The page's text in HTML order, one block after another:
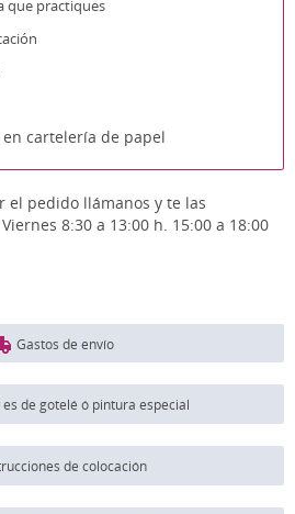
que practiques
cartelería de papel
el pedido llámanos y te las
8:30 a 13:00 h. 15:00 a 18:00
Gastos de envío
de gotelé ó pintura especial
de colocación